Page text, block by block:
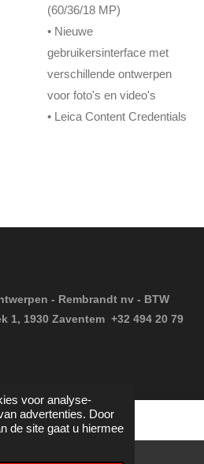
voor analyse-
advertenties. Door
de site gaat u hiermee
(60/36/18 MP)
• Nieuwe
gebruikersinterface met
verschillende ontwerpen
voor foto's en video's
• Leica Content Credentials
- Rembrandt nv - BTW
1, 1930 Zaventem +32 494 20 79